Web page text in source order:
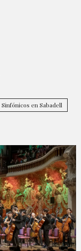
Sinfónicos en Sabadell